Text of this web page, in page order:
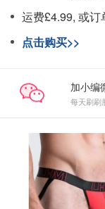
运费£4.99, 或订
点击购买>>
加小编
每天刷刷